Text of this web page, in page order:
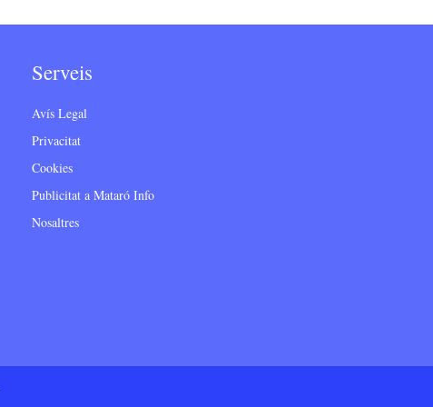
Serveis
Avís Legal
Privacitat
Cookies
Publicitat a Mataró Info
Nosaltres